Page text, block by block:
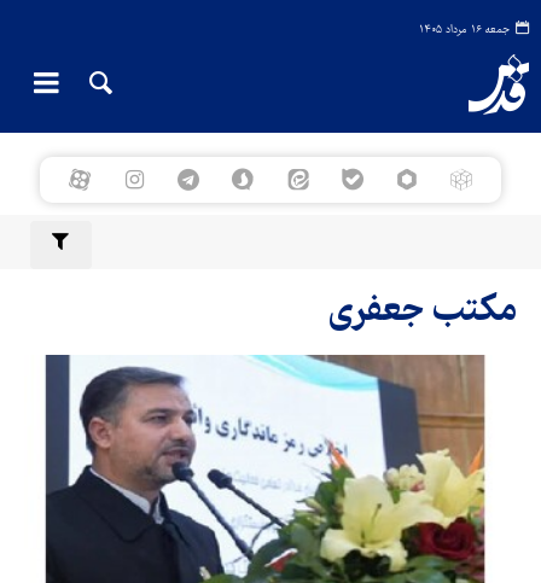
جمعه ۱۶ مرداد ۱۴۰۵
مکتب جعفری